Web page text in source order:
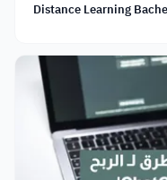
Distance Learning